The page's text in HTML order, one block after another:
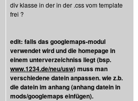
div klasse in der in der .css vom template
frei ?
edit: falls das googlemaps-modul
verwendet wird und die homepage in
einem unterverzeichniss liegt (bsp.
www.1234.de/neu/usw)muss man
verschiedene datein anpassen. wie z.b.
die datein im anhang (anhang datein in
mods/googlemaps einfügen).